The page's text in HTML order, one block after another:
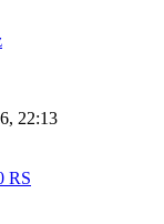
22:13
RS